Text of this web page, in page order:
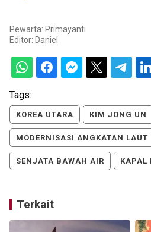
Pewarta: Primayanti
Editor: Daniel
Tags:
KOREA UTARA KIM JONG UN
MODERNISASI ANGKATAN LAUT
SENJATA BAWAH AIR KAPAL
Terkait